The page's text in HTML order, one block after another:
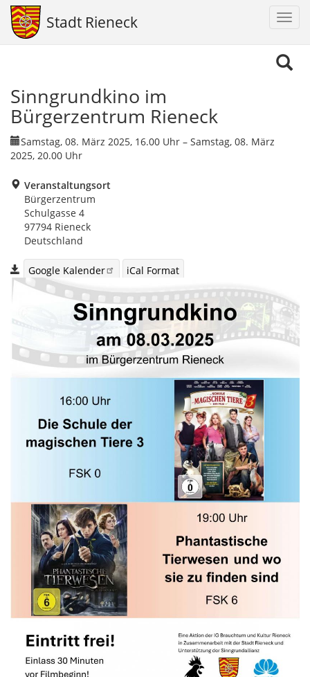
Stadt Rieneck
Sinngrundkino im
Bürgerzentrum Rieneck
Samstag, 08. März 2025, 16.00 Uhr – Samstag, 08. März
2025, 20.00 Uhr
Veranstaltungsort
Bürgerzentrum
Schulgasse 4
97794 Rieneck
Deutschland
Google Kalender iCal Format